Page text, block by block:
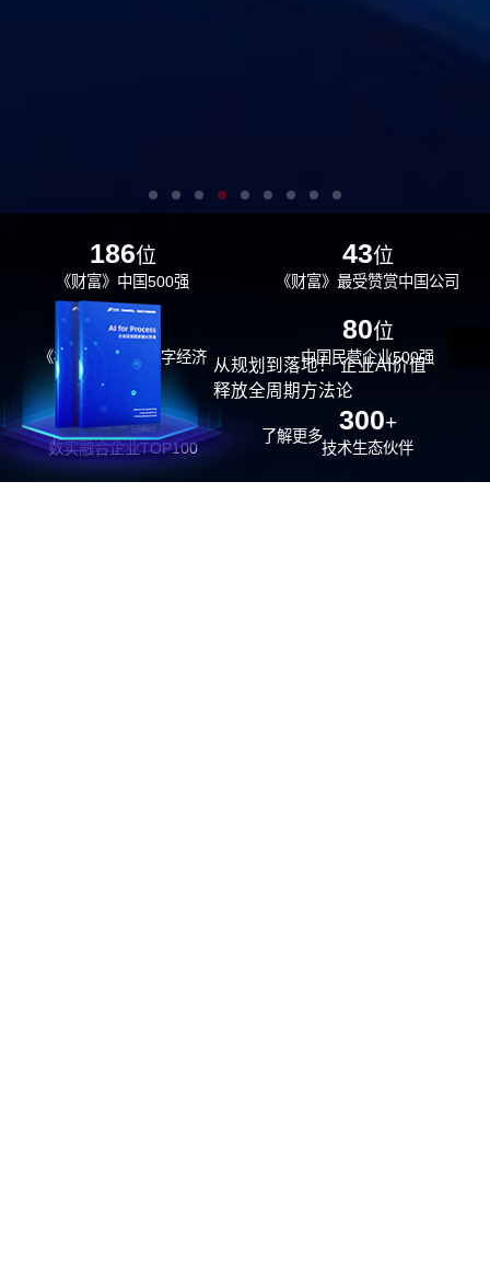
186位
《财富》中国500强
43位
《财富》最受赞赏中国公司
29位
《福布斯》中国数字经济
100强
80位
中国民营企业500强
26位
数实融合企业TOP100
300+
技术生态伙伴
从规划到落地！ 企业AI价值
释放全周期方法论
了解更多